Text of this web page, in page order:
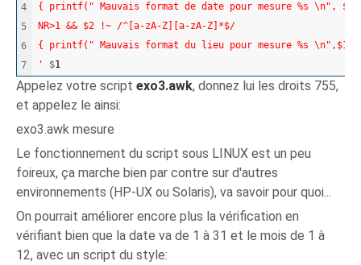
4
5
6
{ printf(" Mauvais format de date pour mesure %s \n", $1
NR>1 && $2 !~ /^[a-zA-Z][a-zA-Z]*$/
{ printf(" Mauvais format du lieu pour mesure %s \n",$1 }
'
$1
Appelez votre scriptexo3.awk, donnez lui les droits 755,
et appelez le ainsi:
exo3.awk mesure
Le fonctionnement du script sous LINUX est un peu
foireux, ça marche bien par contre sur d'autres
environnements (HP-UX ou Solaris), va savoir pour quoi...
On pourrait améliorer encore plus la vérification en
vérifiant bien que la date va de 1 à 31 et le mois de 1 à
12, avec un script du style: